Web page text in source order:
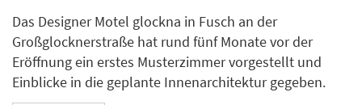
Das Designer Motel glockna in Fusch an der
Großglocknerstraße hat rund fünf Monate vor der
Eröffnung ein erstes Musterzimmer vorgestellt und
Einblicke in die geplante Innenarchitektur gegeben.